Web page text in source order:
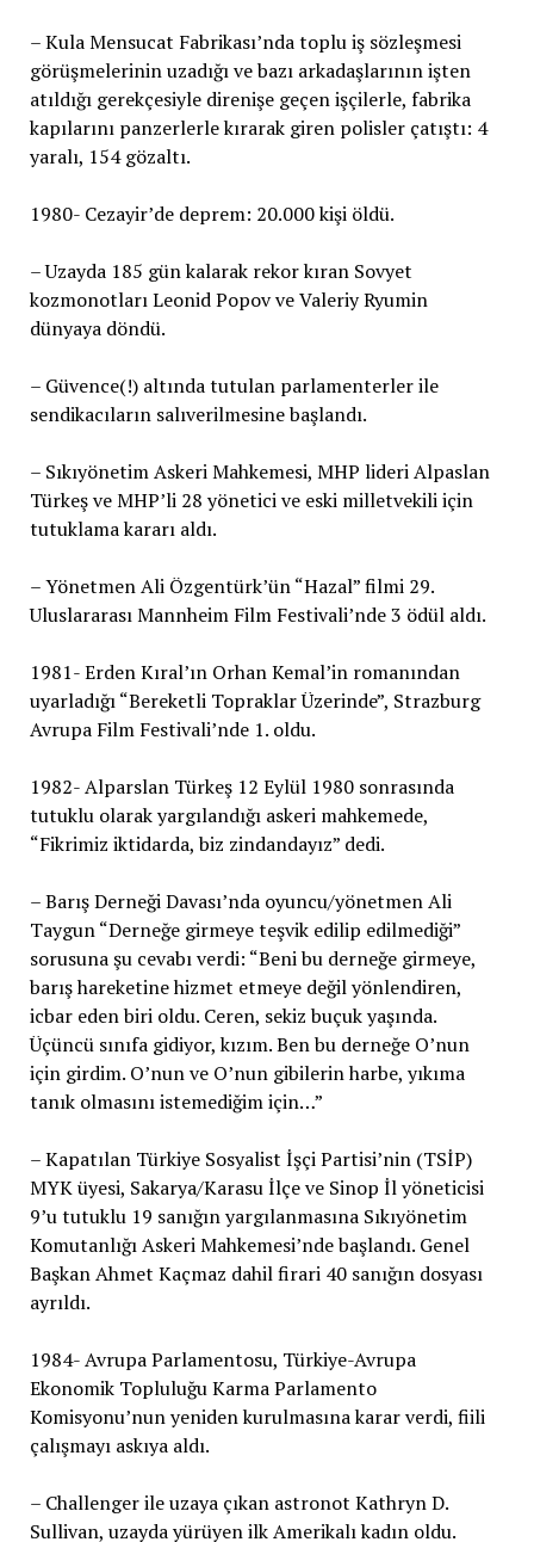
– Kula Mensucat Fabrikası’nda toplu iş sözleşmesi
görüşmelerinin uzadığı ve bazı arkadaşlarının işten
atıldığı gerekçesiyle direnişe geçen işçilerle, fabrika
kapılarını panzerlerle kırarak giren polisler çatıştı: 4
yaralı, 154 gözaltı.
1980- Cezayir’de deprem: 20.000 kişi öldü.
– Uzayda 185 gün kalarak rekor kıran Sovyet
kozmonotları Leonid Popov ve Valeriy Ryumin
dünyaya döndü.
– Güvence(!) altında tutulan parlamenterler ile
sendikacıların salıverilmesine başlandı.
– Sıkıyönetim Askeri Mahkemesi, MHP lideri Alpaslan
Türkeş ve MHP’li 28 yönetici ve eski milletvekili için
tutuklama kararı aldı.
– Yönetmen Ali Özgentürk’ün “Hazal” filmi 29.
Uluslararası Mannheim Film Festivali’nde 3 ödül aldı.
1981- Erden Kıral’ın Orhan Kemal’in romanından
uyarladığı “Bereketli Topraklar Üzerinde”, Strazburg
Avrupa Film Festivali’nde 1. oldu.
1982- Alparslan Türkeş 12 Eylül 1980 sonrasında
tutuklu olarak yargılandığı askeri mahkemede,
“Fikrimiz iktidarda, biz zindandayız” dedi.
– Barış Derneği Davası’nda oyuncu/yönetmen Ali
Taygun “Derneğe girmeye teşvik edilip edilmediği”
sorusuna şu cevabı verdi: “Beni bu derneğe girmeye,
barış hareketine hizmet etmeye değil yönlendiren,
icbar eden biri oldu. Ceren, sekiz buçuk yaşında.
Üçüncü sınıfa gidiyor, kızım. Ben bu derneğe O’nun
için girdim. O’nun ve O’nun gibilerin harbe, yıkıma
tanık olmasını istemediğim için…”
– Kapatılan Türkiye Sosyalist İşçi Partisi’nin (TSİP)
MYK üyesi, Sakarya/Karasu İlçe ve Sinop İl yöneticisi
9’u tutuklu 19 sanığın yargılanmasına Sıkıyönetim
Komutanlığı Askeri Mahkemesi’nde başlandı. Genel
Başkan Ahmet Kaçmaz dahil firari 40 sanığın dosyası
ayrıldı.
1984- Avrupa Parlamentosu, Türkiye-Avrupa
Ekonomik Topluluğu Karma Parlamento
Komisyonu’nun yeniden kurulmasına karar verdi, fiili
çalışmayı askıya aldı.
– Challenger ile uzaya çıkan astronot Kathryn D.
Sullivan, uzayda yürüyen ilk Amerikalı kadın oldu.